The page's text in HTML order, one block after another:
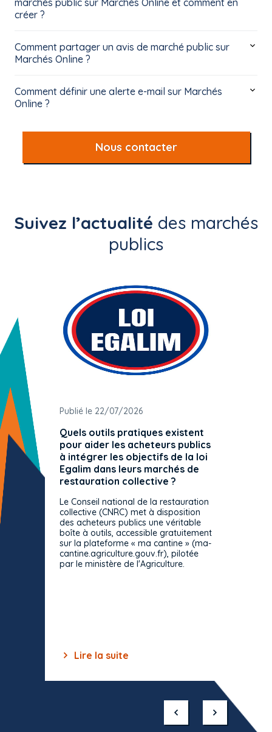
marchés public sur Marchés Online et comment en
créer ?
Comment partager un avis de marché public sur
Marchés Online ?
Comment définir une alerte e-mail sur Marchés
Online ?
Nous contacter
Suivez l’actualité des marchés
publics
Publié le 22/07/2026
Quels outils pratiques existent
pour aider les acheteurs publics
à intégrer les objectifs de la loi
Egalim dans leurs marchés de
restauration collective ?
Le Conseil national de la restauration
collective (CNRC) met à disposition
des acheteurs publics une véritable
boîte à outils, accessible gratuitement
sur la plateforme « ma cantine » (ma-
cantine.agriculture.gouv.fr), pilotée
par le ministère de l'Agriculture.
Lire la suite